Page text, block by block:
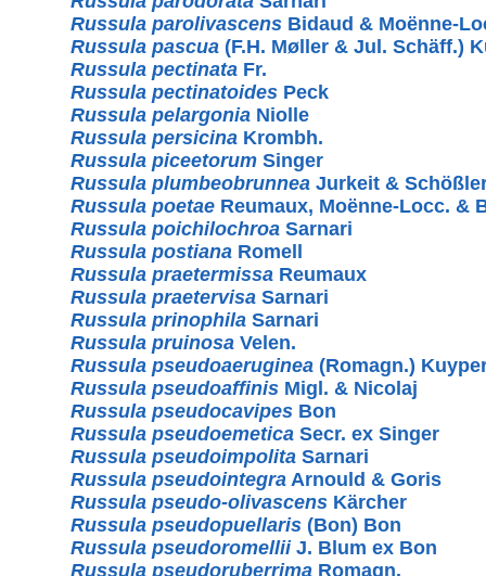
Russula parolivascens Bidaud & Moënne-
Russula pascua (F.H. Møller & Jul. Schäff.)
Russula pectinata Fr.
Russula pectinatoides Peck
Russula pelargonia Niolle
Russula persicina Krombh.
Russula piceetorum Singer
Russula plumbeobrunnea Jurkeit &
Russula poetae Reumaux, Moënne-Locc. &
Russula poichilochroa Sarnari
Russula postiana Romell
Russula praetermissa Reumaux
Russula praetervisa Sarnari
Russula prinophila Sarnari
Russula pruinosa Velen.
Russula pseudoaeruginea (Romagn.)
Russula pseudoaffinis Migl. & Nicolaj
Russula pseudocavipes Bon
Russula pseudoemetica Secr. ex Singer
Russula pseudoimpolita Sarnari
Russula pseudointegra Arnould & Goris
Russula pseudo-olivascens Kärcher
Russula pseudopuellaris (Bon) Bon
Russula pseudoromelliiJ. Blum ex Bon
Russula pseudoruberrima Romagn.